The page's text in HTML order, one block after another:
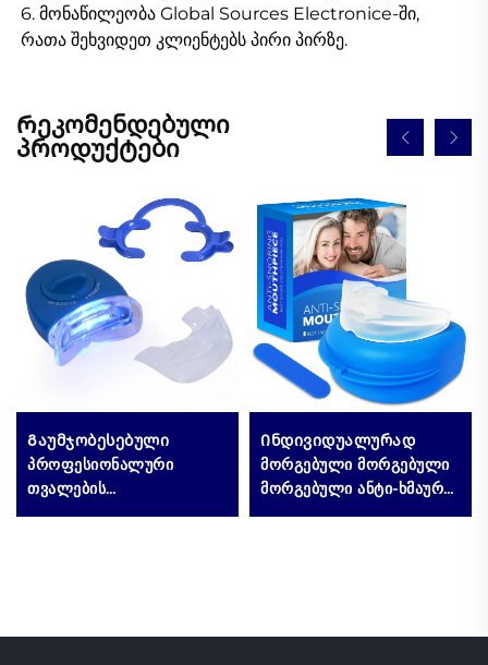
6. მონაწილეობა Global Sources Electronice-ში,
რათა შეხვიდეთ კლიენტებს პირი პირზე.
Რეკომენდებული
პროდუქტები
Გაუმჯობესებული
პროფესიონალური
თვალების
გასათეთრებელი
გასანათლებლად
Ინდივიდუალურად
მორგებული მორგებული
მორგებული ანტი-ხმაური
ხმაურის შესაჩერებლად